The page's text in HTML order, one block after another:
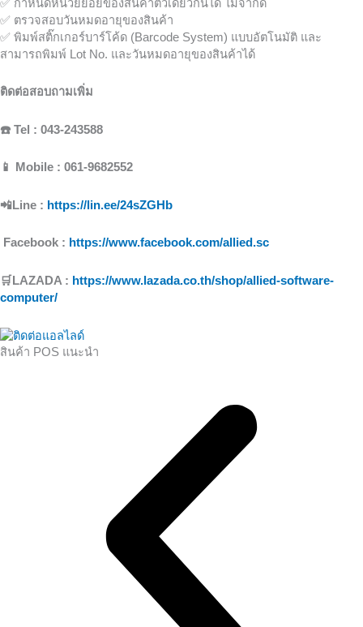
✅ กำหนดหน่วยย่อยของสินค้าตัวเดียวกันได้ ไม่จำกัด
✅ ตรวจสอบวันหมดอายุของสินค้า
✅ พิมพ์สติ๊กเกอร์บาร์โค้ด (Barcode System) แบบอัตโนมัติ และ
สามารถพิมพ์ Lot No. และวันหมดอายุของสินค้าได้
ติดต่อสอบถามเพิ่ม
☎️ Tel : 043-243588
📱 Mobile : 061-9682552
📲Line : https://lin.ee/24sZGHb
Facebook : https://www.facebook.com/allied.sc
🛒LAZADA : https://www.lazada.co.th/shop/allied-software-
computer/
สินค้า POS แนะนำ